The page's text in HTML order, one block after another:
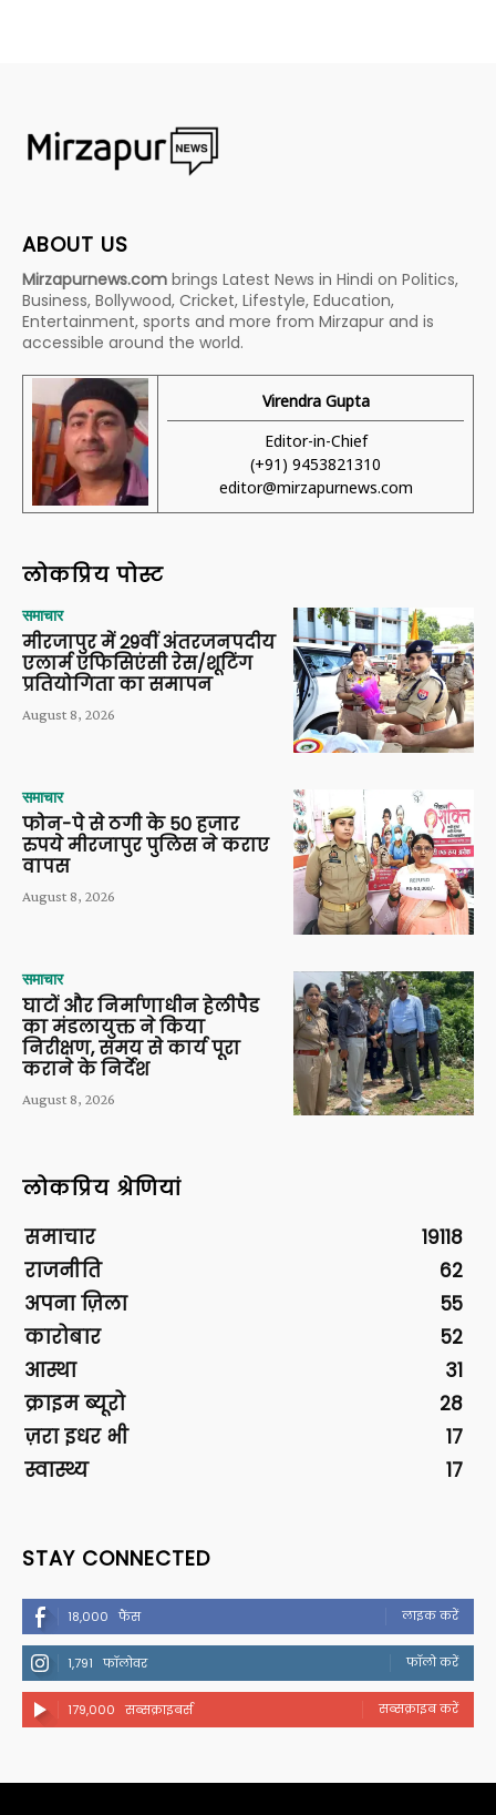
ABOUT US
Mirzapurnews.com brings Latest News in Hindi on Politics,
Business, Bollywood, Cricket, Lifestyle, Education,
Entertainment, sports and more from Mirzapur and is
accessible around the world.
Virendra Gupta
Editor-in-Chief
(+91) 9453821310
editor@mirzapurnews.com
लोकप्रिय पोस्ट
समाचार
मीरजापुर में 29वीं अंतरजनपदीय
एलार्म एफिसिएंसी रेस/शूटिंग
प्रतियोगिता का समापन
August 8, 2026
समाचार
फोन-पे से ठगी के 50 हजार
रुपये मीरजापुर पुलिस ने कराए
वापस
August 8, 2026
समाचार
घाटों और निर्माणाधीन हेलीपैड
का मंडलायुक्त ने किया
निरीक्षण, समय से कार्य पूरा
कराने के निर्देश
August 8, 2026
लोकप्रिय श्रेणियां
समाचार
19118
राजनीति
62
अपना ज़िला
55
कारोबार
52
आस्था
31
क्राइम ब्यूरो
28
ज़रा इधर भी
17
स्वास्थ्य
17
STAY CONNECTED
18,000 फैंस लाइक करें
1,791 फॉलोवर फॉलो करें
179,000 सब्सक्राइबर्स सब्सक्राइब करें